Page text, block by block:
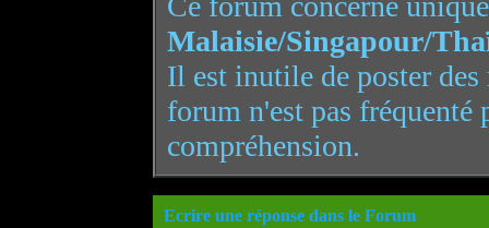
Malaisie/Singapour/
Il est inutile de poster
forum n'est pas
compréhension.
Ecrire une réponse dans le Forum